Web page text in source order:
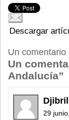
Descargar
Un comentario
Un
Andalucía”
29